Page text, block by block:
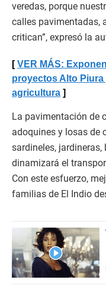
veredas, porque
calles pavimentadas,
critican”, expresó la
VER MÁS:
proyectos Alto
agricultura
La pavimentación de
adoquines y losas de
sardineles,
dinamizará el
Con este esfuerzo,
familias de El Indio